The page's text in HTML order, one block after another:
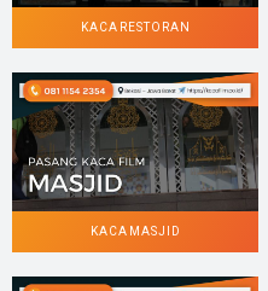
KACA RESTORAN
KACA MASJID